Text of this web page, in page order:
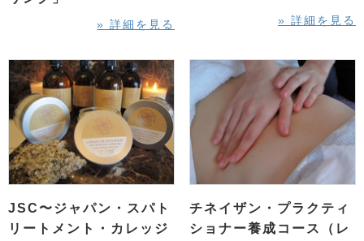
» 詳細を見る » 詳細を見る
JSC〜ジャパン・スパト
リートメント・カレッジ
チネイザン・プラクティ
ショナー養成コース（レ